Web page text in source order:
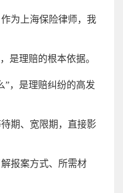
为上海保险律师，我
是理赔的根本依据。
，是理赔纠纷的高发
期、宽限期，直接影
报案方式、所需材